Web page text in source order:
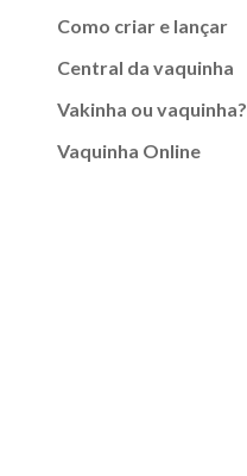
Como criar e lançar
Central da vaquinha
Vakinha ou vaquinha?
Vaquinha Online